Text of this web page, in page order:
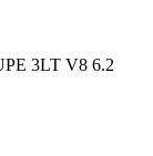
3LT V8 6.2